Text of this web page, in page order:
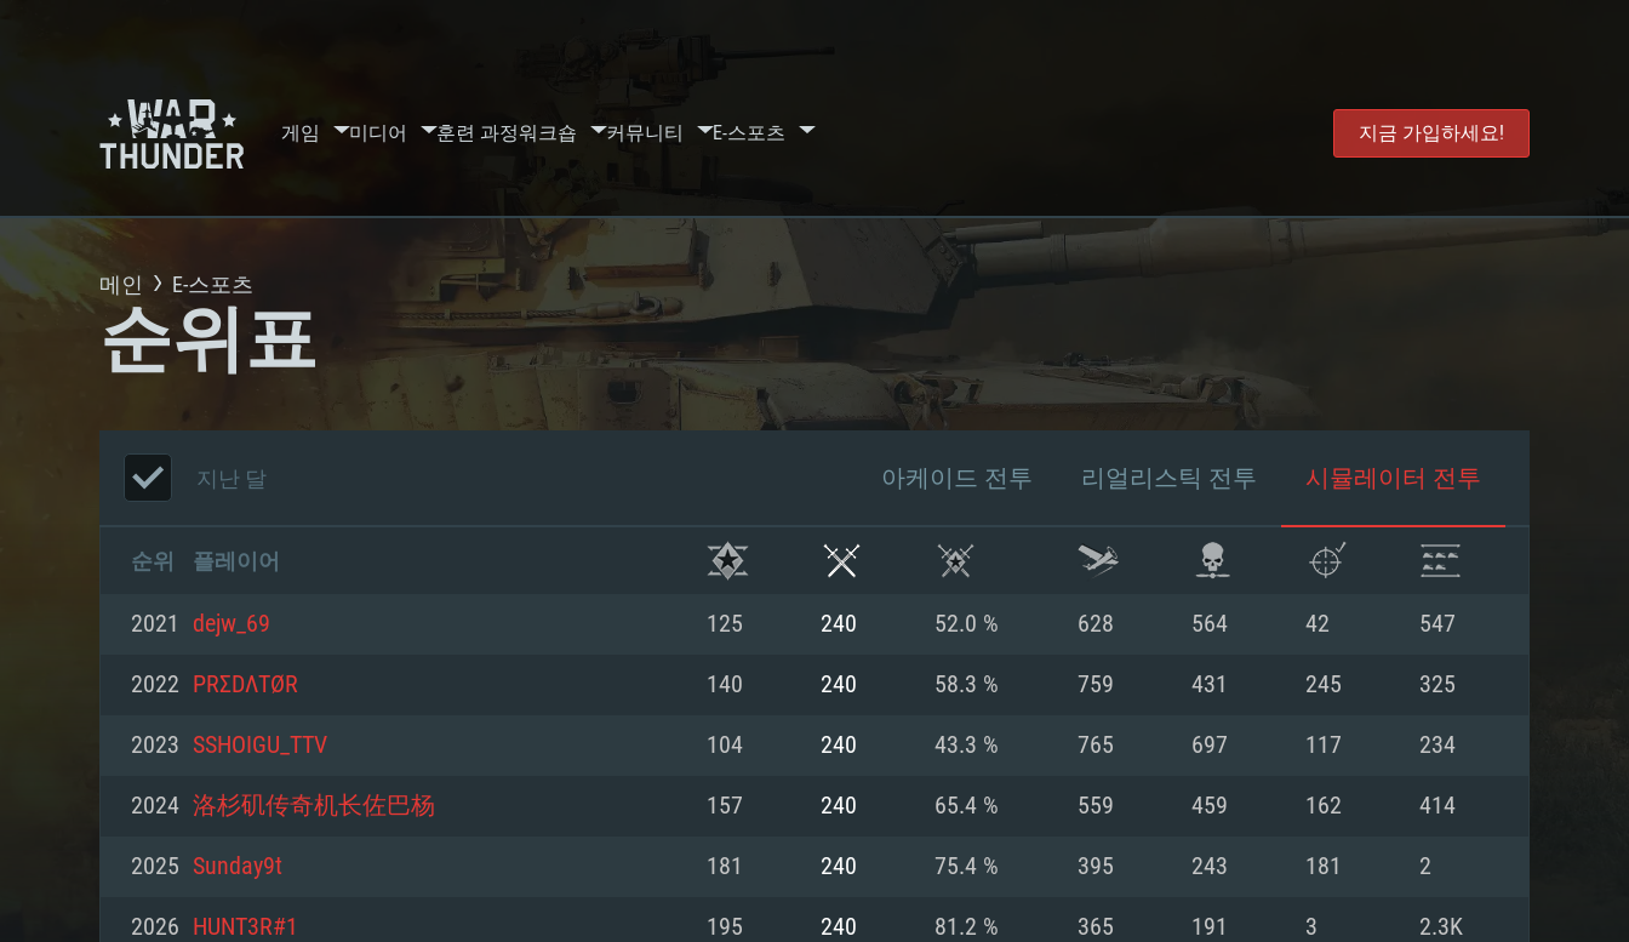
게임 미디어 훈련 과정워크숍 커뮤니티 E-스포츠 지금 가입하세요!
메인 E-스포츠
순위표
지난 달 아케이드 전투 리얼리스틱 전투 시뮬레이터 전투
순위 플레이어
2021 dejw_69 125 240 52.0 % 628 564 42 547
2022 PRΣDΛTØR 140 240 58.3 % 759 431 245 325
2023 SSHOIGU_TTV 104 240 43.3 % 765 697 117 234
2024 洛杉矶传奇机长佐巴杨 157 240 65.4 % 559 459 162 414
2025 Sunday9t 181 240 75.4 % 395 243 181 2
2026 HUNT3R#1 195 240 81.2 % 365 191 3 2.3K